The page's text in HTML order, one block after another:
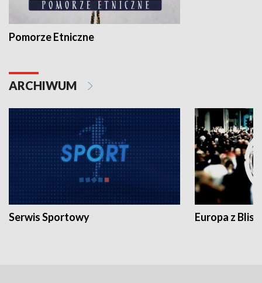
Pomorze Etniczne
ARCHIWUM
Serwis Sportowy Europa z